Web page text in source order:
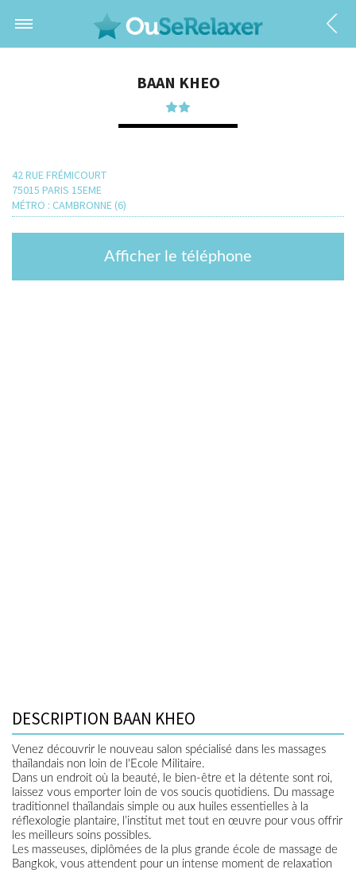
BAAN KHEO
42 RUE FRÉMICOURT
75015 PARIS 15EME
MÉTRO : CAMBRONNE (6)
Afficher le téléphone
DESCRIPTION BAAN KHEO
Venez découvrir le nouveau salon spécialisé dans les massages
thaïlandais non loin de l'Ecole Militaire.
Dans un endroit où la beauté, le bien-être et la détente sont roi,
laissez vous emporter loin de vos soucis quotidiens. Du massage
traditionnel thaïlandais simple ou aux huiles essentielles à la
réflexologie plantaire, l’institut met tout en œuvre pour vous offrir
les meilleurs soins possibles.
Les masseuses, diplômées de la plus grande école de massage de
Bangkok, vous attendent pour un intense moment de relaxation